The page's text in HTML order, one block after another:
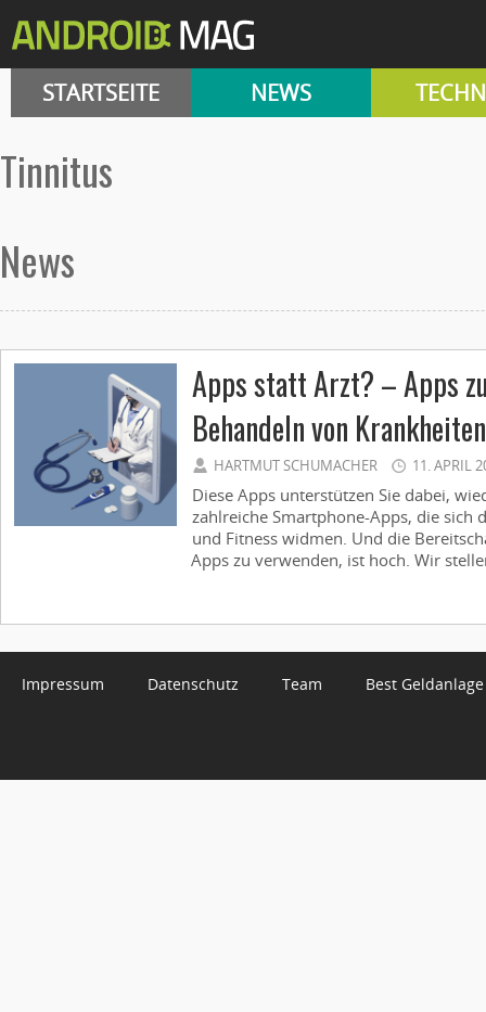
STARTSEITE NEWS
tinnitus
News
Apps statt Arzt? – Apps
Behandeln von Krankheiten
HARTMUT SCHUMACHER 11. APRIL
Diese Apps unterstützen Sie dabei,
zahlreiche Smartphone-Apps, die sich
und Fitness widmen. Und die
Apps zu verwenden, ist hoch. Wir
Impressum Datenschutz Team Best Geldanlage